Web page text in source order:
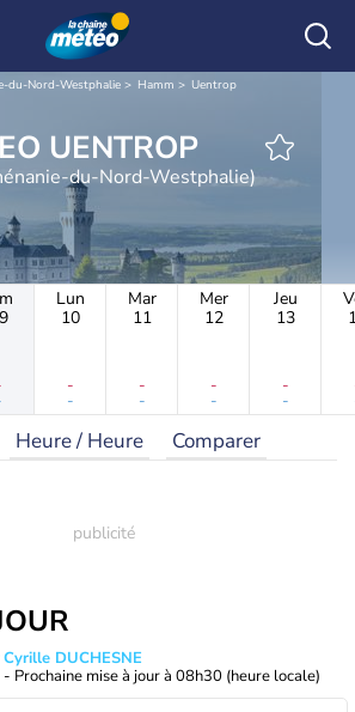
du-Nord-Westphalie Hamm Uentrop
METEO UENTROP
du-Nord-Westphalie)
Lun
10
-
-
Mar
11
-
-
Mer
12
-
-
Jeu
13
-
-
Heure / Heure Comparer
Cyrille DUCHESNE
- Prochaine mise à jour à 08h30 (heure locale)